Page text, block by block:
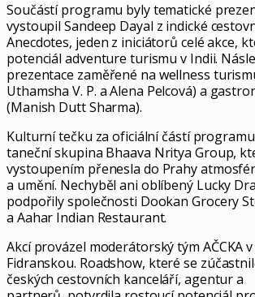
Součástí programu byly tematické
vystoupil Sandeep Dayal z indické
Anecdotes, jeden z iniciátorů celé akce,
potenciál adventure turismu v Indii.
prezentace zaměřené na wellness
Uthamsha V. P. a Alena Pelcová) a
(Manish Dutt Sharma).
Kulturní tečku za oficiální částí
taneční skupina Bhaava Nritya Group,
vystoupením přenesla do Prahy
a umění. Nechyběl ani oblíbený Lucky
podpořily společnosti Dookan Grocery
a Aahar Indian Restaurant.
Akcí provázel moderátorský tým AČCKA
Fidranskou. Roadshow, které se
českých cestovních kanceláří, agentur a